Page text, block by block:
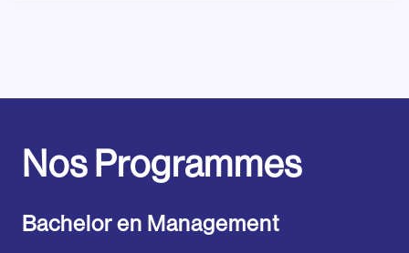
Nos Programmes
Bachelor en Management